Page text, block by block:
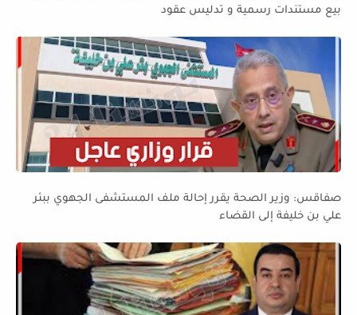
بيع مستندات رسمية و تدليس عقود
صفاقس: وزير الصحة يقرر إحالة ملف المستشفى الجهوي ببئر
علي بن خليفة إلى القضاء